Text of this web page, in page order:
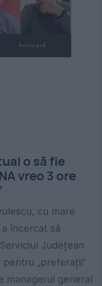
Anulează
o să fie
vreo 3 ore
cu mare
încercat să
Județean
„preferații”
managerul general